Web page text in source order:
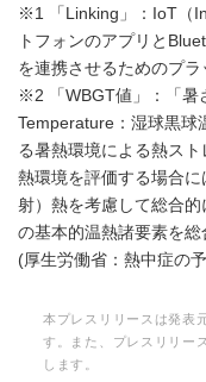
※1 「Linking」：IoT（
トフォンのアプリと
を連携させるためのプラ
※2 「WBGT値」：「暑
Temperature：湿球黒球
る暑熱環境による熱ス
熱環境を評価する場合
射）熱を考慮して総合
の基本的温熱諸要素を総
(厚生労働省：熱中症の
本プレスリリースは発表
す。また、プレスリリー
します。